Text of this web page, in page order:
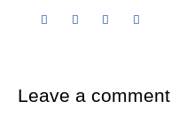
Leave a comment